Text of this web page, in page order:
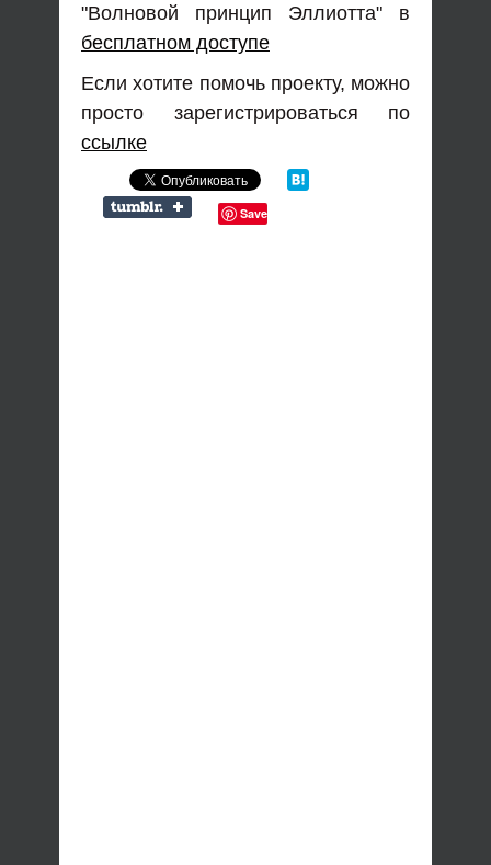
"Волновой принцип Эллиотта" в
бесплатном доступе
Если хотите помочь проекту, можно
просто зарегистрироваться по
ссылке
Save